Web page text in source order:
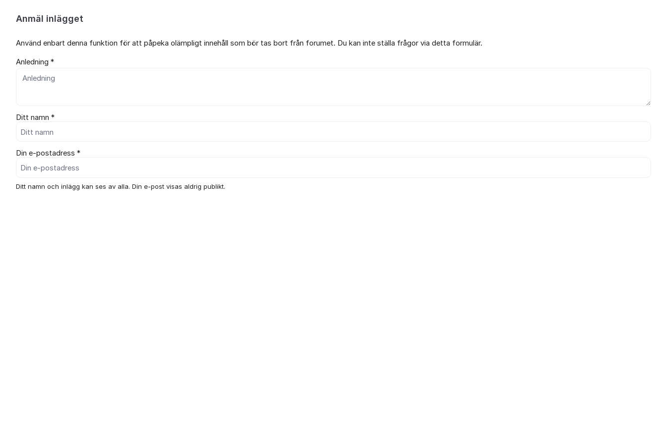
Anmäl inlägget
Använd enbart denna funktion för att påpeka olämpligt innehåll som bör tas bort från forumet. Du kan inte ställa frågor via detta formulär.
Anledning *
Ditt namn *
Din e-postadress *
Ditt namn och inlägg kan ses av alla. Din e-post visas aldrig publikt.